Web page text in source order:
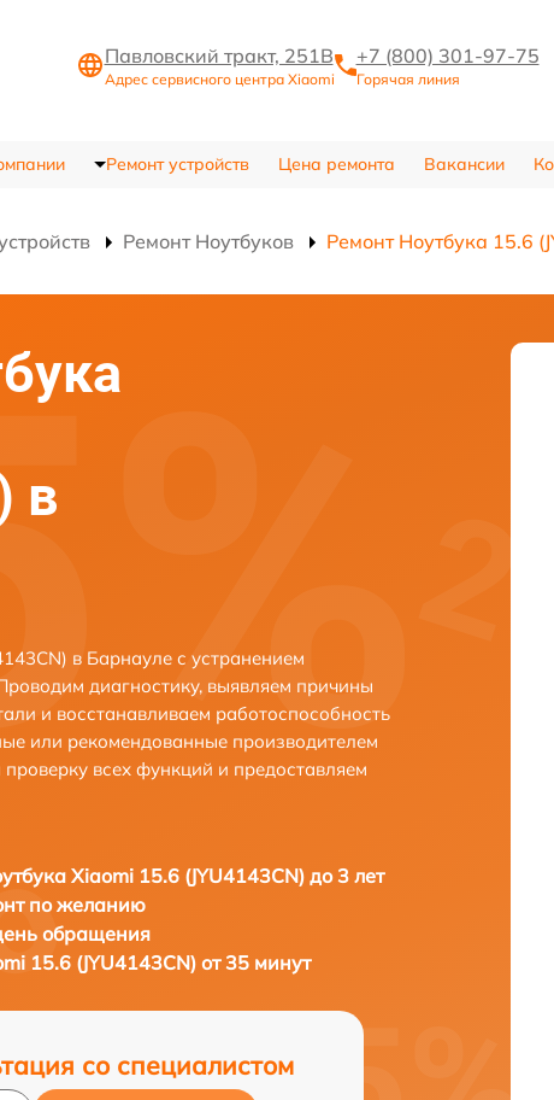
Павловский тракт, 251В
Адрес сервисного центра Xiaomi
+7 (800) 301-97-75
Горячая линия
Ремонт устройств Цена ремонта Вакансии
Ремонт Ноутбуков Ремонт Ноутбука 15.6
в
в Барнауле с устранением
диагностику, выявляем причины
и восстанавливаем работоспособность
или рекомендованные производителем
всех функций и предоставляем
Xiaomi 15.6 (JYU4143CN) до 3 лет
по желанию
обращения
15.6 (JYU4143CN) от 35 минут
со специалистом